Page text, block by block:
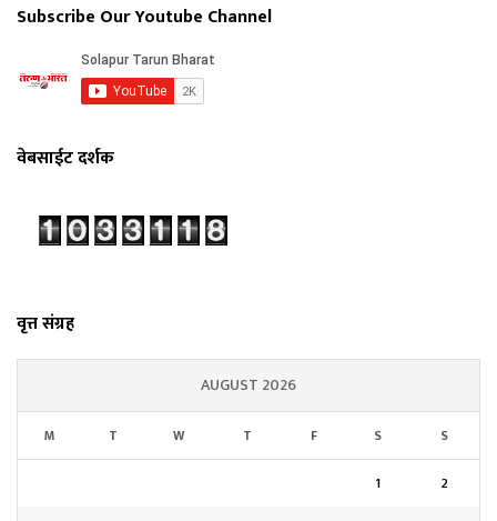
Subscribe Our Youtube Channel
वेबसाईट दर्शक
वृत्त संग्रह
AUGUST 2026
M T W T F S S
1
2